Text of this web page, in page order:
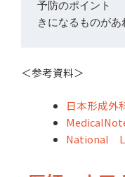
予防のポイント
＜参考資料＞
日本形成外
National